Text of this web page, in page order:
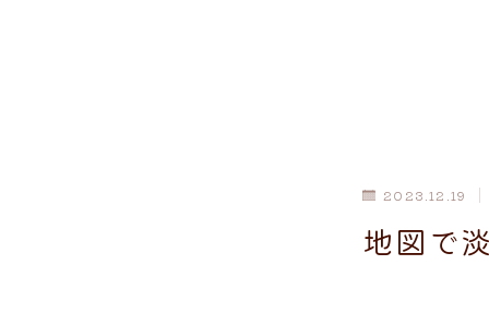
2023.12.19
地図で